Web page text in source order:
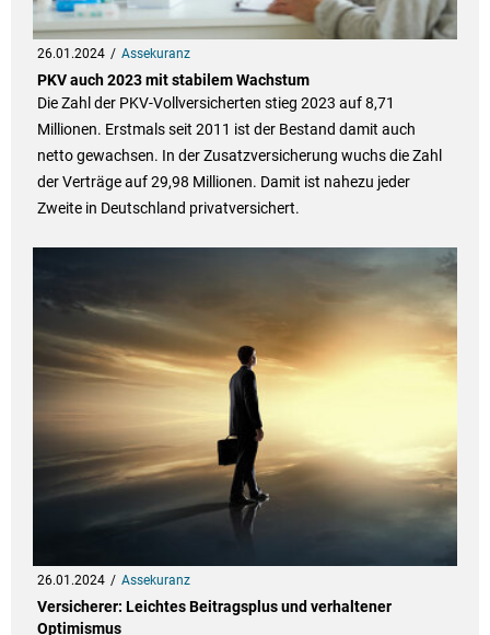
26.01.2024 Assekuranz
PKV auch 2023 mit stabilem Wachstum
Die Zahl der PKV-Vollversicherten stieg 2023 auf 8,71
Millionen. Erstmals seit 2011 ist der Bestand damit auch
netto gewachsen. In der Zusatzversicherung wuchs die Zahl
der Verträge auf 29,98 Millionen. Damit ist nahezu jeder
Zweite in Deutschland privatversichert.
26.01.2024 Assekuranz
Versicherer: Leichtes Beitragsplus und verhaltener
Optimismus